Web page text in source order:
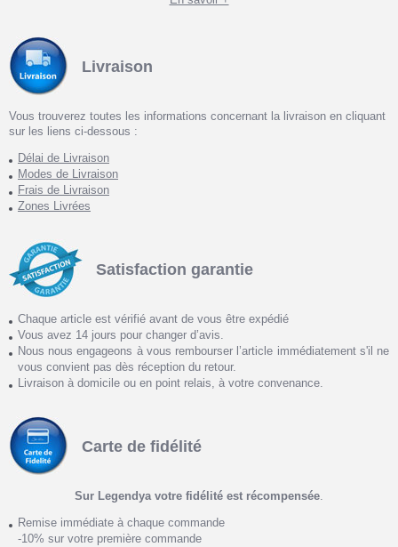
Livraison
Vous trouverez toutes les informations concernant la livraison en cliquant
sur les liens ci-dessous :
Délai de Livraison
Modes de Livraison
Frais de Livraison
Zones Livrées
Satisfaction garantie
Chaque article est vérifié avant de vous être expédié
Vous avez 14 jours pour changer d’avis.
Nous nous engageons à vous rembourser l’article immédiatement s'il ne
vous convient pas dès réception du retour.
Livraison à domicile ou en point relais, à votre convenance.
Carte de fidélité
Sur Legendya votre fidélité est récompensée.
Remise immédiate à chaque commande
-10% sur votre première commande